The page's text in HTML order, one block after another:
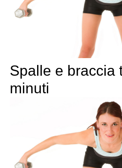
Spalle e braccia
minuti